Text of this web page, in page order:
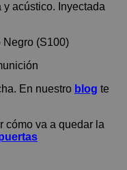
acústico. Inyectada
Negro (S100)
En nuestro blog te
cómo va a quedar la